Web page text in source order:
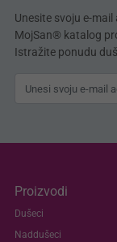
Unesite svoju e-
MojSan® katalog
Istražite ponudu
Proizvodi
Dušeci
Naddušeci